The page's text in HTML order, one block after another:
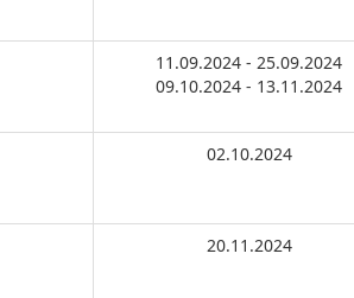
11.09.2024 - 25.09.2024
09.10.2024 - 13.11.2024
02.10.2024
20.11.2024